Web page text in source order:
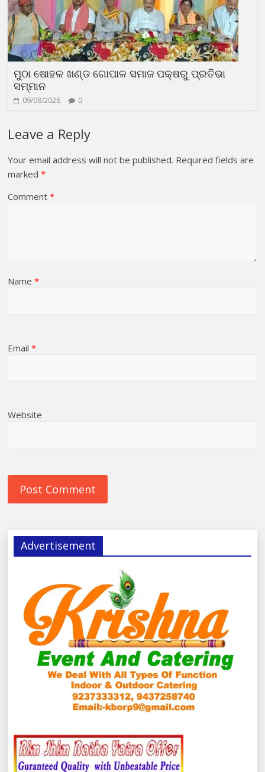
ମୁଠା ଷୋହଳ ଖଣ୍ଡ ଗୋପାଳ ସମାଜ ପକ୍ଷରୁ ପ୍ରତିଭା
ସମ୍ମାନ
09/08/2026 0
Leave a Reply
Your email address will not be published. Required fields are
marked*
Comment*
Name*
Email*
Website
Advertisement